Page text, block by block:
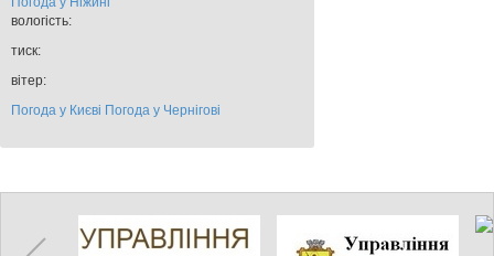
вологість:
тиск:
вітер:
Погода у Києві Погода у Чернігові